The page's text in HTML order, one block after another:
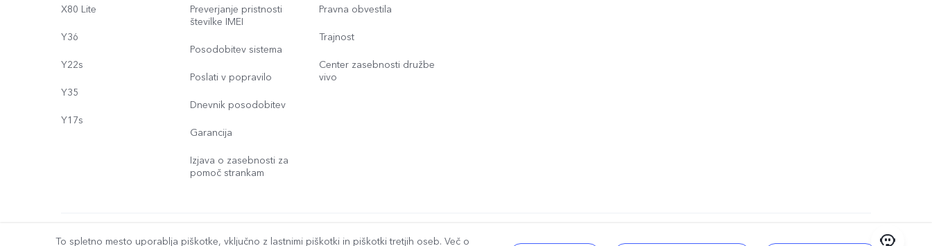
X80 Lite
Y36
Y22s
Y35
Y17s
Preverjanje pristnosti
številke IMEI
Posodobitev sistema
Poslati v popravilo
Dnevnik posodobitev
Garancija
Izjava o zasebnosti za
pomoč strankam
Pravna obvestila
Trajnost
Center zasebnosti družbe
vivo
© 2026 vivo Mobile Communication Co., Ltd. Vse pravice pridržane. | Pravilnik o piškotkih družbe vivo |
To spletno mesto uporablja piškotke, vključno z lastnimi piškotki in piškotki tretjih oseb. Več o